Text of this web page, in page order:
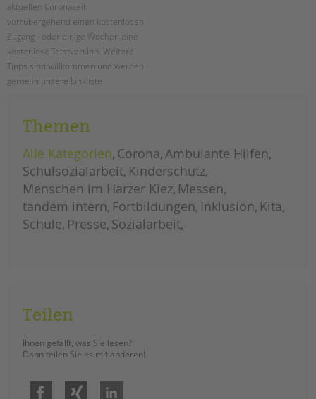
Impressum
Datenschutz
Hinweisgebersystem
Intranet
aktuellen Coronazeit
vorrübergehend einen kostenlosen
Zugang - oder einige Wochen eine
kostenlose Tetstversion. Weitere
Tipps sind willkommen und werden
gerne in unsere Linkliste
für
eltern
Themen
Alle Kategorien Corona Ambulante Hilfen
Schulsozialarbeit Kinderschutz
Menschen im Harzer Kiez Messen
tandem intern Fortbildungen Inklusion Kita
Schule Presse Sozialarbeit
Teilen
Ihnen gefällt, was Sie lesen?
Dann teilen Sie es mit anderen!
Facebook